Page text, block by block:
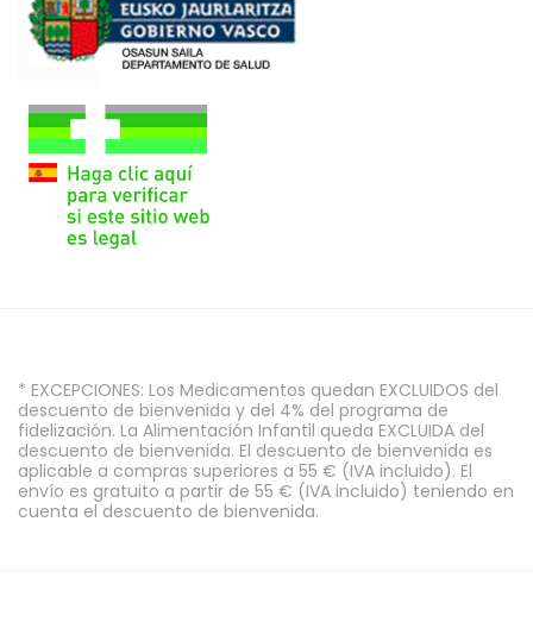
* EXCEPCIONES: Los Medicamentos quedan EXCLUIDOS del
descuento de bienvenida y del 4% del programa de
fidelización. La Alimentación Infantil queda EXCLUIDA del
descuento de bienvenida. El descuento de bienvenida es
aplicable a compras superiores a 55 € (IVA incluido). El
envío es gratuito a partir de 55 € (IVA incluido) teniendo en
cuenta el descuento de bienvenida.